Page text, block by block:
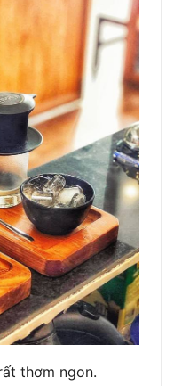
thơm ngon.